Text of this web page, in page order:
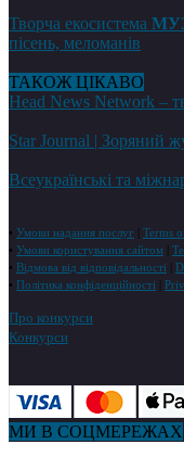
Творча екосистема
пісень, меломанів
ТАКОЖ ЦІКАВО
Head News Network –
Star Journal | Зоряний
Всеукраїнські та
• Умови надання послуг
Terms
• Умови користування сайтом
• Відмова від відповідальності
• Політика конфіденційності
Про конкурси
Конкурси
МИ В СОЦМЕРЕЖАХ